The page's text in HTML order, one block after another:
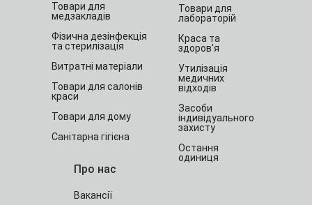
Товари для
медзакладів
Фізична дезінфекція
та стерилізація
Витратні матеріали
Товари для салонів
краси
Товари для дому
Санітарна гігієна
Товари для
лабораторій
Краса та
здоров'я
Утилізація
медичних
відходів
Засоби
індивідуального
захисту
Остання
одиниця
Про нас
Вакансії